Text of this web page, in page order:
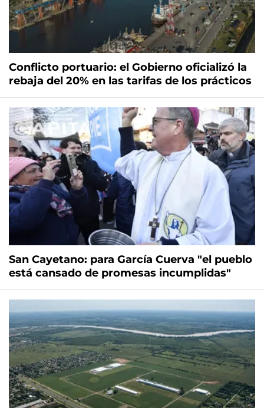
Conflicto portuario: el Gobierno oficializó la
rebaja del 20% en las tarifas de los prácticos
San Cayetano: para García Cuerva "el pueblo
está cansado de promesas incumplidas"